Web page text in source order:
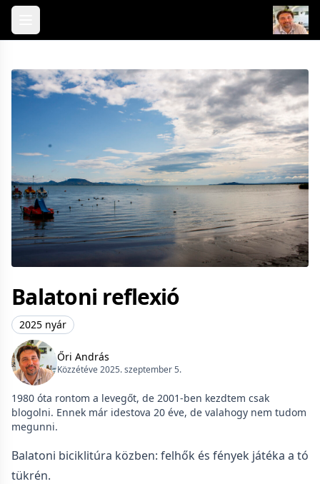
Skip to content
Balatoni reflexió
2025 nyár
Őri András
Közzétéve 2025. szeptember 5.
1980 óta rontom a levegőt, de 2001-ben kezdtem csak
blogolni. Ennek már idestova 20 éve, de valahogy nem tudom
megunni.
Balatoni biciklitúra közben: felhők és fények játéka a tó
tükrén.